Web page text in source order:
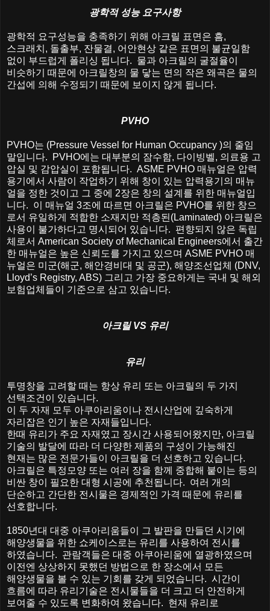
광학적 성능 요구사항
광학적 요구성능을 충족하기 위해 아크릴 표면은 흠,
스크래치 , 돌출부, 잔물결, 어안현상 같은 표면의 불균일함
없이
부드럽게 폴리싱 됩니다. 물과 아크릴의 굴절율이
비슷하기
때문에 아크릴창의 물 닿는 면의 작은 왜곡은 물의
간섭에 의해 수정되기 때문에 보이지 않게 됩니다.
PVHO
PVHO는 (Pressure Vessel for Human Occupancy )의 줄임
말입니다. PVHO에는 대부분의 잠수함, 다이빙벨, 의료용 고
압실 및 감압실이 포함됩니다. ASME PVHO 매뉴얼은 압력
용기에서 사람이 작업하기 위해 창이 있는 압력용기의 매뉴
얼을 정한 것이고 그 중에 2장은 창의 설계를 위한 매뉴얼입
니다. 이 매뉴얼 3조에 따르면 아크릴은 PVHO를 위한 창으
로서 유일하게 적합한 소재지만 적층된 (Laminated) 아크릴은
사용이
불가하다고 명시되어 있습니다. 편향되지 않은 독립
체로서 American Society of Mechanical Engineers에서 출간
한 매뉴얼은 높은 신뢰도를 가지고 있으며 ASME PVHO 매
뉴얼은 미군(해군, 해안경비대 및 공군), 해양조선업체 (DNV,
Lloyd’s Registry, ABS) 그리고 가장 중요하게는 국내 및 해외
보험업체들이
기준으로 삼고 있습니다.
아크릴VS 유리
유리
투명창을 고려할 때는 항상 유리 또는 아크릴의 두 가지
선택조건이 있습니다.
이 두 자재 모두 아쿠아리움이나 전시산업에 깊숙하게
자리잡은 인기 높은 자재들입니다.
한때 유리가 주요 자재였고 장시간 사용되어왔지만, 아크릴
기술의 발달에 따라 더 다양한 제품의 구성이 가능해진
현재는 많은 전문가들이 아크릴을 더 선호하고 있습니다.
아크릴은 특정모양 또는 여러 장을 함께 중합해 붙이는 등의
비싼 창이 필요한 대형 시공에 추천됩니다. 여러 개의
단순하고 간단한 전시물은 경제적인 가격 때문에 유리를
선호합니다.
1850년대 대중 아쿠아리움들이 그 발판을 만들던 시기에
해양생물을 위한 쇼케이스로는 유리를 사용하여 전시를
하였습니다. 관람객들은 대중 아쿠아리움에 열광하였으며
이전엔 상상하지 못했던 방법으로 한 장소에서 모든
해양생물을 볼 수 있는 기회를 갖게 되었습니다. 시간이
흐름에 따라 유리기술은 전시물들을 더 크고 더 안전하게
보여줄 수 있도록 변화하여 왔습니다. 현재 유리로